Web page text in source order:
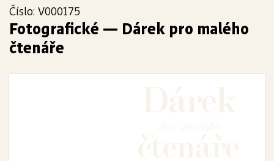
Číslo: V000175
Fotografické — Dárek pro malého
čtenáře